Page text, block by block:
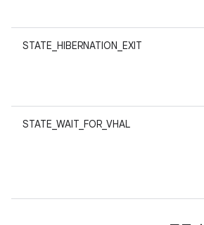
STATE_HIBERNATION_EXIT
STATE_WAIT_FOR_VHAL